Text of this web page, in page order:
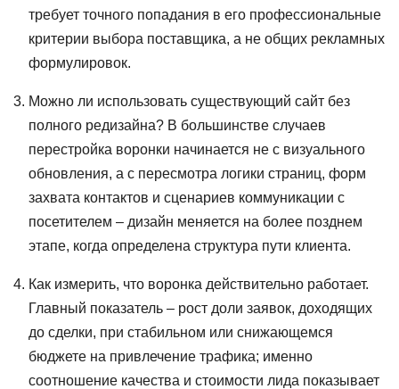
требует точного попадания в его профессиональные
критерии выбора поставщика, а не общих рекламных
формулировок.
Можно ли использовать существующий сайт без
полного редизайна? В большинстве случаев
перестройка воронки начинается не с визуального
обновления, а с пересмотра логики страниц, форм
захвата контактов и сценариев коммуникации с
посетителем – дизайн меняется на более позднем
этапе, когда определена структура пути клиента.
Как измерить, что воронка действительно работает.
Главный показатель – рост доли заявок, доходящих
до сделки, при стабильном или снижающемся
бюджете на привлечение трафика; именно
соотношение качества и стоимости лида показывает